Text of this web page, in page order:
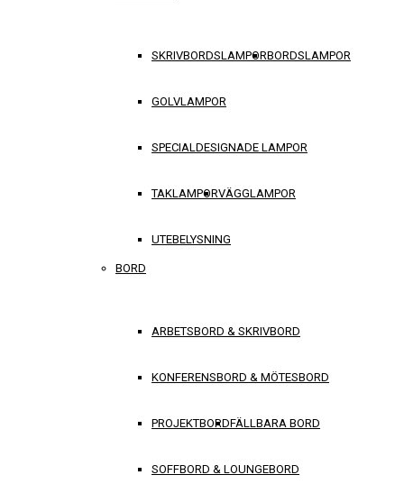
SKRIVBORDSLAMPORBORDSLAMPOR
GOLVLAMPOR
SPECIALDESIGNADE LAMPOR
TAKLAMPORVÄGGLAMPOR
UTEBELYSNING
BORD
ARBETSBORD & SKRIVBORD
KONFERENSBORD & MÖTESBORD
PROJEKTBORDFÄLLBARA BORD
SOFFBORD & LOUNGEBORD